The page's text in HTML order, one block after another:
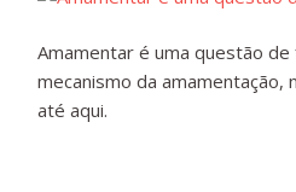
Amamentar é uma questão
mecanismo da
até aqui.